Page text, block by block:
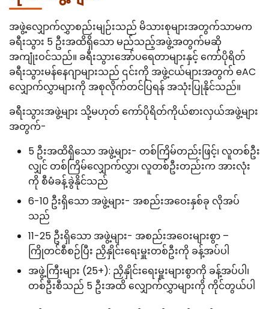
အဖွဲ့လျှောက်လွှာစည်းမျဉ်းသည် မိသားစုများအတွက်သာမက
ခရီးသွား 5 ဦးအထိရှိသော မည်သည့်အဖွဲ့အတွက်မဆို
အကျုံးဝင်သည်။ ခရီးသွားအော်ပရေတာများနှင့် ကော်ပိုရိတ်
ခရီးသွားမန်နေဂျာများသည် ၎င်းကို အဖွဲ့ငယ်များအတွက် eAC
လျှောက်လွှာများကို အစုလိုက်တင်ပြရန် အသုံးပြုနိုင်သည်။
ခရီးသွားအဖွဲ့များ သို့မဟုတ် ကော်ပိုရိတ်ကိုယ်စားလှယ်အဖွဲ့များ
အတွက်-
5 ဦးအထိရှိသော အဖွဲ့များ- တစ်ကြိမ်တည်းဖြင့်၊ လူတစ်ဦး
လျှင် တစ်ကြိမ်လျှောက်လွှာ၊ လူတစ်ဦးတည်းက အားလုံး
ကို စီမံခန့်ခွဲနိုင်သည်
6-10 ဦးရှိသော အဖွဲ့များ- အစည်းအဝေးနှစ်ခု လိုအပ်
သည်
11-25 ဦးရှိသော အဖွဲ့များ- အစည်းအဝေးများစွာ –
ကြိုတင်စီစဉ်ပြီး ညှိနှိုင်းရေးမှူးတစ်ဦးကို ခန့်အပ်ပါ
အဖွဲ့ကြီးများ (25+): ညှိနှိုင်းရေးမှူးများစွာကို ခန့်အပ်ပါ၊
တစ်ဦးစီသည် 5 ဦးအထိ လျှောက်လွှာများကို ကိုင်တွယ်ပါ